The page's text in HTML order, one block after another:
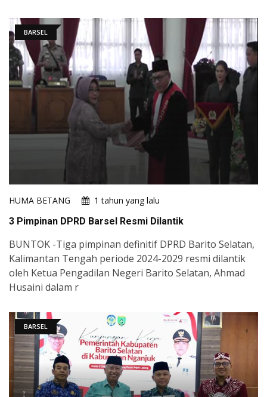
BARSEL
HUMA BETANG
1 tahun yang lalu
3 Pimpinan DPRD Barsel Resmi Dilantik
BUNTOK -Tiga pimpinan definitif DPRD Barito Selatan,
Kalimantan Tengah periode 2024-2029 resmi dilantik
oleh Ketua Pengadilan Negeri Barito Selatan, Ahmad
Husaini dalam r
BARSEL